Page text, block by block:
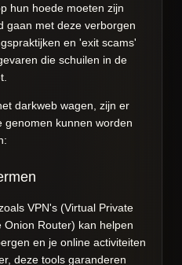
hun hoede moeten zijn
gaan met deze verborgen
en 'exit scams'
die schuilen in de
darkweb wagen, zijn er
genomen kunnen worden
VPN's (Virtual Private
Onion Router) kan helpen
en je online activiteiten
deze tools garanderen